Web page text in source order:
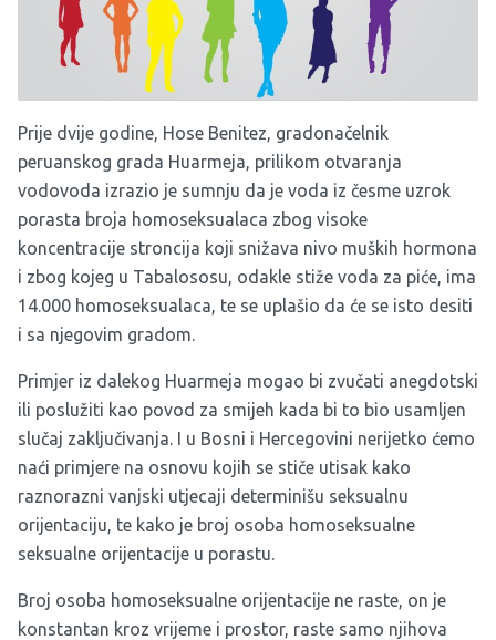
Prije dvije godine, Hose Benitez, gradonačelnik
peruanskog grada Huarmeja, prilikom otvaranja
vodovoda izrazio je sumnju da je voda iz česme uzrok
porasta broja homoseksualaca zbog visoke
koncentracije stroncija koji snižava nivo muških hormona
i zbog kojeg u Tabalososu, odakle stiže voda za piće, ima
14.000 homoseksualaca, te se uplašio da će se isto desiti
i sa njegovim gradom.
Primjer iz dalekog Huarmeja mogao bi zvučati anegdotski
ili poslužiti kao povod za smijeh kada bi to bio usamljen
slučaj zaključivanja. I u Bosni i Hercegovini nerijetko ćemo
naći primjere na osnovu kojih se stiče utisak kako
raznorazni vanjski utjecaji determinišu seksualnu
orijentaciju, te kako je broj osoba homoseksualne
seksualne orijentacije u porastu.
Broj osoba homoseksualne orijentacije ne raste, on je
konstantan kroz vrijeme i prostor, raste samo njihova